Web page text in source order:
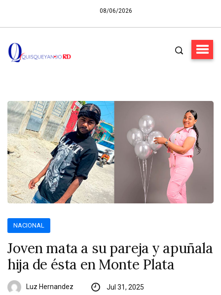
08/06/2026
NACIONAL
Joven mata a su pareja y apuñala
hija de ésta en Monte Plata
Luz Hernandez Jul 31, 2025